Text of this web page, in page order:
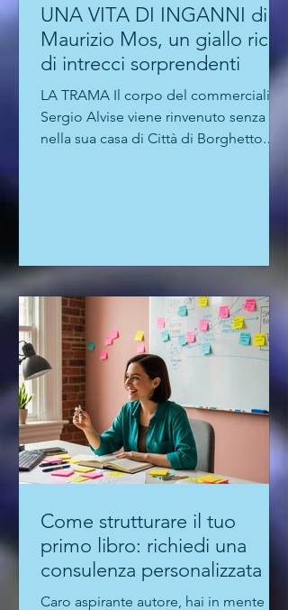
UNA VITA DI INGANNI di
Maurizio Mos, un giallo ricco
di intrecci sorprendenti
LA TRAMA Il corpo del commercialista
Sergio Alvise viene rinvenuto senza vita
nella sua casa di Città di Borghetto.
Come strutturare il tuo
primo libro: richiedi una
consulenza personalizzata
Caro aspirante autore, hai in mente